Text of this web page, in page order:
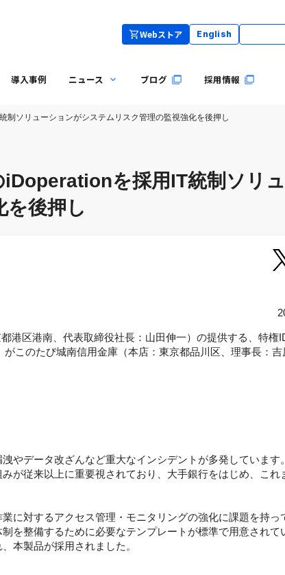
Webストア English
導入事例 ニュース ブログ 採用情報
ソリューションがシステムリスク管理の監視強化を後押し
を採用IT統制ソリ
を後押し
区港南、代表取締役社長：山田伸一）の提供する、特権
このたび城南信用金庫（本店：東京都品川区、理事長：
やデータ改ざんなど重大なインシデントが多発しています
が従来以上に重要視されており、大手銀行をはじめ、これ
に対するアクセス管理・モニタリングの強化に課題を持っ
を整備するために必要なテンプレートが標準で用意されて
本製品が採用されました。